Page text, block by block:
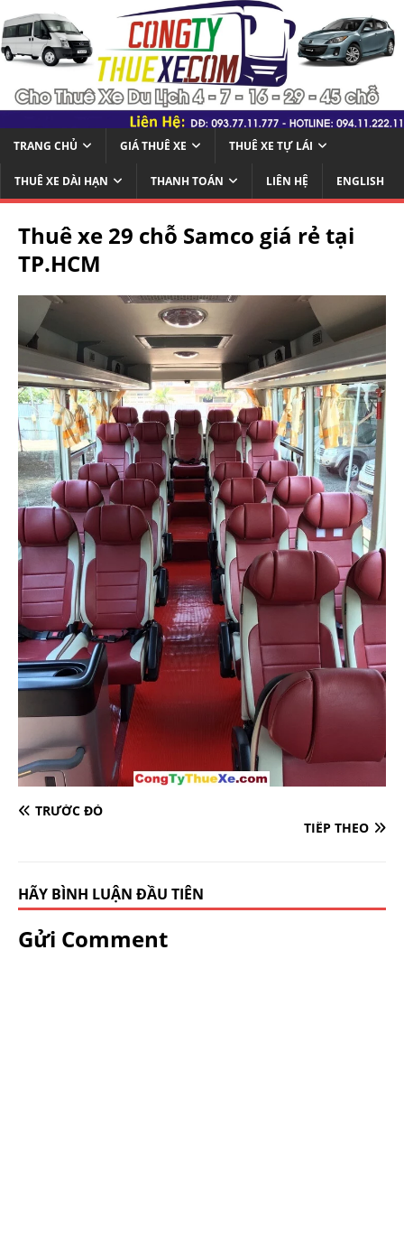
TRANG CHỦ GIÁ THUÊ XE THUÊ XE TỰ LÁI
THUÊ XE DÀI HẠN THANH TOÁN LIÊN HỆ ENGLISH
Thuê xe 29 chỗ Samco giá rẻ tại
TP.HCM
TRƯỚC ĐÓ
TIẾP THEO
HÃY BÌNH LUẬN ĐẦU TIÊN
Gửi Comment